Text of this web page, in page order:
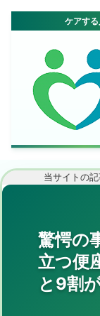
当サイトの
驚愕の
立つ便
と9割